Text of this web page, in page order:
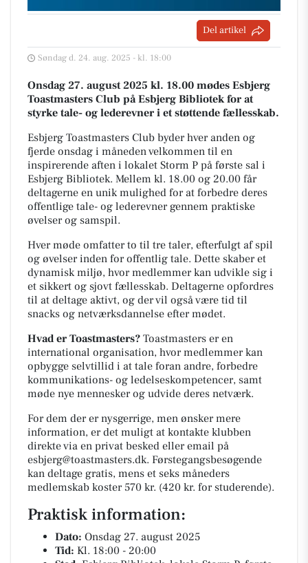
Del artikel
Søndag d. 24. aug. 2025 - kl. 18:00
Onsdag 27. august 2025 kl. 18.00 mødes Esbjerg
Toastmasters Club på Esbjerg Bibliotek for at
styrke tale- og lederevner i et støttende fællesskab.
Esbjerg Toastmasters Club byder hver anden og
fjerde onsdag i måneden velkommen til en
inspirerende aften i lokalet Storm P på første sal i
Esbjerg Bibliotek. Mellem kl. 18.00 og 20.00 får
deltagerne en unik mulighed for at forbedre deres
offentlige tale- og lederevner gennem praktiske
øvelser og samspil.
Hver møde omfatter to til tre taler, efterfulgt af spil
og øvelser inden for offentlig tale. Dette skaber et
dynamisk miljø, hvor medlemmer kan udvikle sig i
et sikkert og sjovt fællesskab. Deltagerne opfordres
til at deltage aktivt, og der vil også være tid til
snacks og netværksdannelse efter mødet.
Hvad er Toastmasters? Toastmasters er en
international organisation, hvor medlemmer kan
opbygge selvtillid i at tale foran andre, forbedre
kommunikations- og ledelseskompetencer, samt
møde nye mennesker og udvide deres netværk.
For dem der er nysgerrige, men ønsker mere
information, er det muligt at kontakte klubben
direkte via en privat besked eller email på
esbjerg@toastmasters.dk. Førstegangsbesøgende
kan deltage gratis, mens et seks måneders
medlemskab koster 570 kr. (420 kr. for studerende).
Praktisk information:
Dato: Onsdag 27. august 2025
Tid: Kl. 18:00 - 20:00